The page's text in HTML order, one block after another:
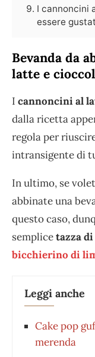
I cannoncini
essere
Bevanda da
latte e
I cannoncini al
dalla ricetta
regola per
intransigente di
In ultimo, se
abbinate una
questo caso,
semplicetazza
bicchierino di
Leggi anche
Cake pop
merenda